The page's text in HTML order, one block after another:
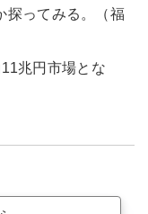
探ってみる。（福
兆円市場とな